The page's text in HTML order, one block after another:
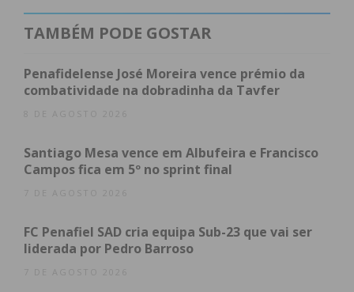
atualizada.
TAMBÉM PODE GOSTAR
Penafidelense José Moreira vence prémio da
combatividade na dobradinha da Tavfer
8 DE AGOSTO 2026
Santiago Mesa vence em Albufeira e Francisco
Campos fica em 5º no sprint final
7 DE AGOSTO 2026
FC Penafiel SAD cria equipa Sub-23 que vai ser
liderada por Pedro Barroso
7 DE AGOSTO 2026